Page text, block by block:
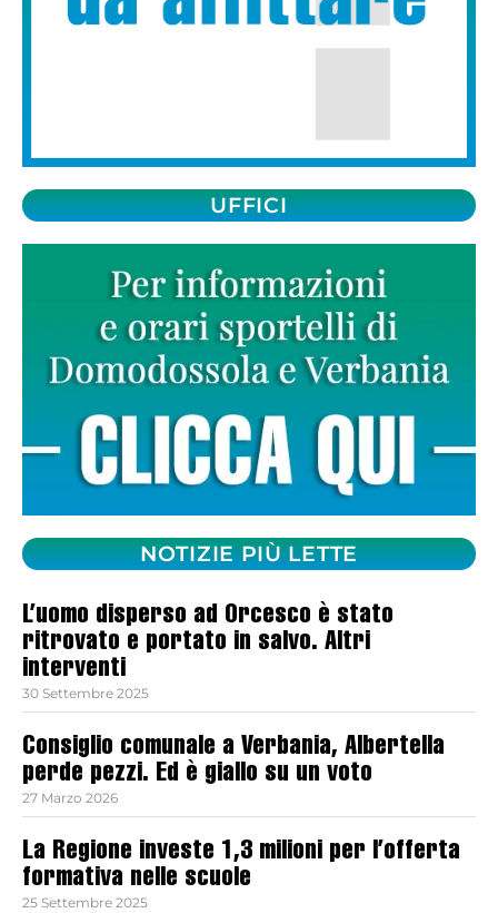
UFFICI
NOTIZIE PIÙ LETTE
L’uomo disperso ad Orcesco è stato
ritrovato e portato in salvo. Altri
interventi
30 Settembre 2025
Consiglio comunale a Verbania, Albertella
perde pezzi. Ed è giallo su un voto
27 Marzo 2026
La Regione investe 1,3 milioni per l’offerta
formativa nelle scuole
25 Settembre 2025